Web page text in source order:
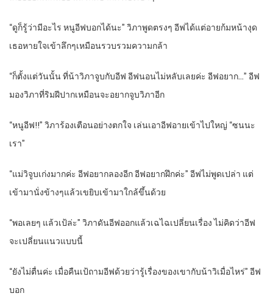
“ดูก็รู้ว่ามีอะไร หนูอีฟบอกได้นะ” วิภาพูดตรงๆ อีฟได้แต่อายก้มหน้างุด
เธอหายใจเข้าลึกๆเหมือนรวบรวมความกล้า
“ก็ตั้งแต่วันนั้น ที่น้าวิภาจูบกับอีฟ อีฟนอนไม่หลับเลยค่ะ อีฟอยาก…” อีฟ
มองวิภาที่ริมฝีปากเหมือนจะอยากจูบวิภาอีก
“หนูอีฟ!!” วิภาร้องเตือนอย่างตกใจ เล่นเอาอีฟอายเข้าไปใหญ่ “ซนนะ
เรา”
“แม่วิจูบเก่งมากค่ะ อีฟอยากลองอีก อีฟอยากฝึกค่ะ” อีฟไม่พูดเปล่า แต่
เข้ามานั่งข้างๆแล้วเขยิบเข้ามาใกล้ขึ้นด้วย
“พอเลยๆ แล้วเป้ล่ะ” วิภาดันอีฟออกแล้วเฉไฉเปลี่ยนเรื่อง ไม่คิดว่าอีฟ
จะเปลี่ยนแนวแบบนี้
“ยังไม่ตื่นค่ะ เมื่อคืนเป้ถามอีฟด้วยว่ารู้เรื่องของเขากับน้าวิเมื่อไหร่” อีฟ
บอก